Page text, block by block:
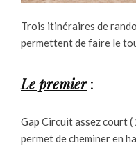
Trois itinéraires de
permettent de faire le
Le premier:
Gap Circuit assez court (
permet de cheminer en